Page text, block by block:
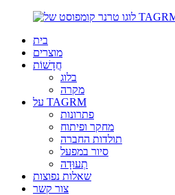
בית
מוצרים
חֲדָשׁוֹת
בלוג
מקרה
על TAGRM
פתרונות
מחקר ופיתוח
תולדות החברה
סיור במפעל
תְעוּדָה
שאלות נפוצות
צור קשר